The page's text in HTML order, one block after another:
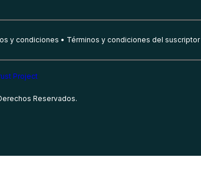
y condiciones Términos y condiciones del suscriptor
Reservados.